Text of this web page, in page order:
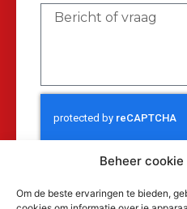
Beheer
Om de beste ervaringen te bieden,
Verzenden